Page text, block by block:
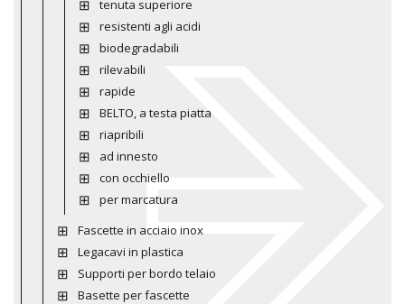
tenuta superiore
resistenti agli acidi
biodegradabili
rilevabili
rapide
BELTO, a testa piatta
riapribili
ad innesto
con occhiello
per marcatura
Fascette in acciaio inox
Legacavi in plastica
Supporti per bordo telaio
Basette per fascette